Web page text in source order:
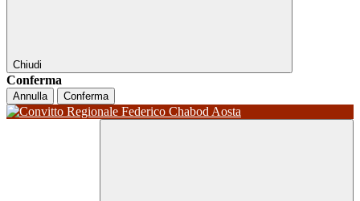
Chiudi
Conferma
Annulla Conferma